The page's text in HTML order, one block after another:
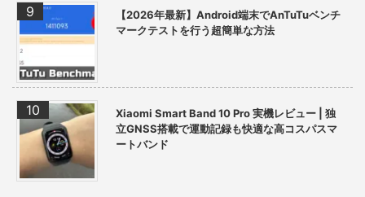
【2026年最新】Android端末でAnTuTuベンチ
マークテストを行う超簡単な方法
Xiaomi Smart Band 10 Pro 実機レビュー | 独
立GNSS搭載で運動記録も快適な高コスパスマ
ートバンド